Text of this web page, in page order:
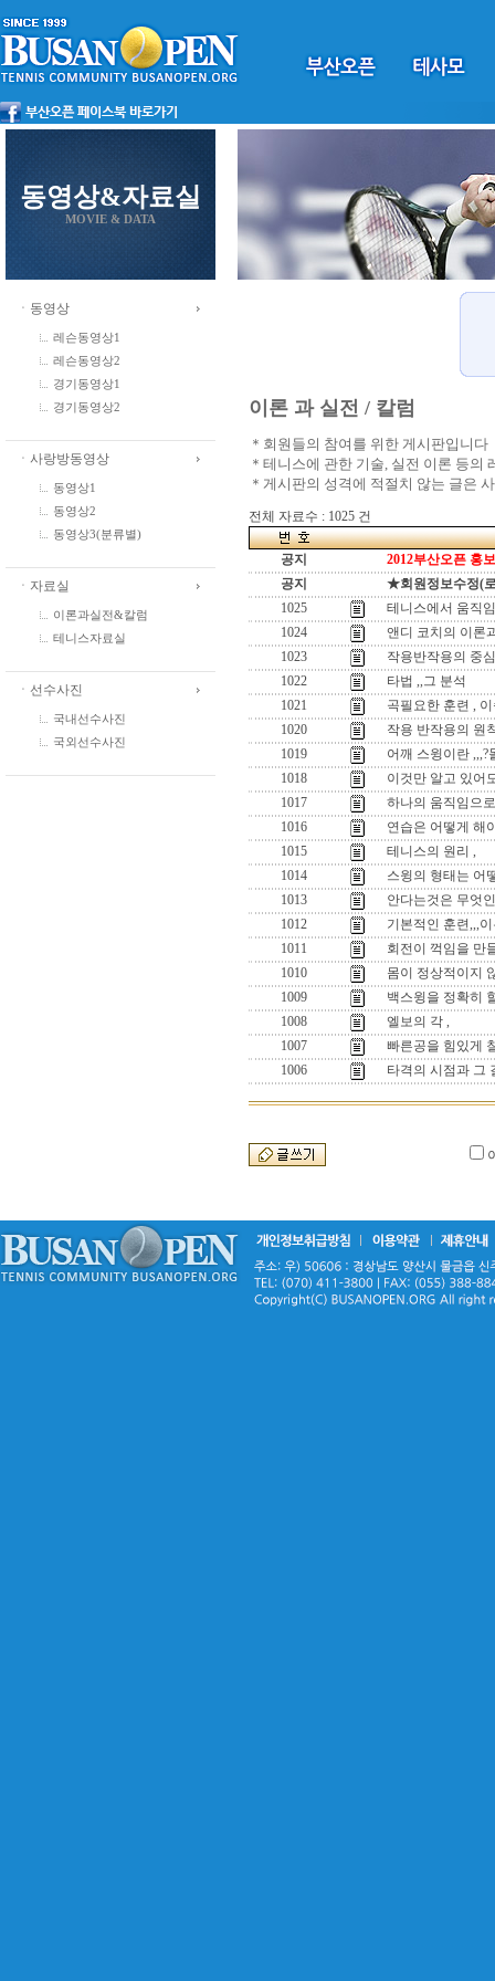
동영상&자료실
MOVIE & DATA
ㆍ동영상
레슨동영상1
레슨동영상2
경기동영상1
경기동영상2
ㆍ사랑방동영상
동영상1
동영상2
동영상3(분류별)
ㆍ자료실
이론과실전&칼럼
테니스자료실
ㆍ선수사진
국내선수사진
국외선수사진
이론 과 실전 / 칼럼
＊회원들의 참여를 위한 게시판입니다
＊테니스에 관한 기술, 실전 이론 등의
＊게시판의 성격에 적절치 않는 글은
전체 자료수 : 1025 건
공지
2012부산오픈 홍
공지
★회원정보수정(
1025
테니스에서 움직
1024
앤디 코치의 이론
1023
작용반작용의 중
1022
타법 ,,그 분석
1021
곡필요한 훈련 ,
1020
작용 반작용의 원
1019
어깨 스윙이란
1018
이것만 알고 있어
1017
하나의 움직임으
1016
연습은 어떻게 해
1015
테니스의 원리 ,
1014
스윙의 형태는 어
1013
안다는것은 무엇
1012
기본적인 훈련,,,
1011
회전이 꺽임을 만
1010
몸이 정상적이지
1009
백스윙을 정확히
1008
엘보의 각 ,
1007
빠른공을 힘있게
1006
타격의 시점과 그